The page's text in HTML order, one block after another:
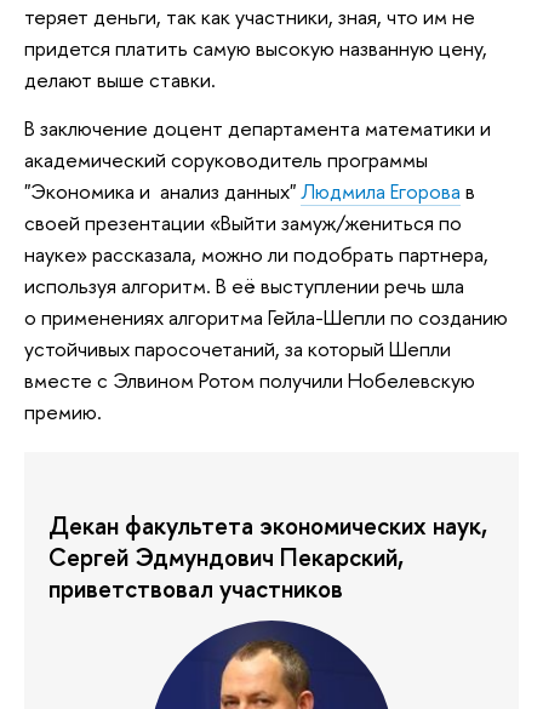
теряет деньги, так как участники, зная, что им не
придется платить самую высокую названную цену,
делают выше ставки.
В заключение доцент департамента математики и
академический соруководитель программы
"Экономика и анализ данных"Людмила Егорова в
своей презентации «Выйти замуж/жениться по
науке» рассказала, можно ли подобрать партнера,
используя алгоритм. В её выступлении речь шла
о применениях алгоритма Гейла-Шепли по созданию
устойчивых паросочетаний, за который Шепли
вместе с Элвином Ротом получили Нобелевскую
премию.
Декан факультета экономических наук,
Сергей Эдмундович Пекарский,
приветствовал участников